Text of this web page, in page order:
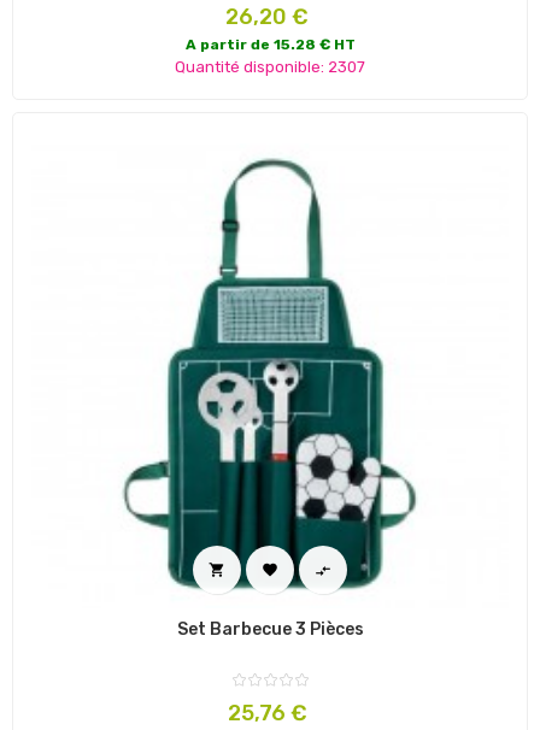
Prix
26,20 €
A partir de 15.28 € HT
Quantité disponible: 2307
  
Set Barbecue 3 Pièces
Prix
25,76 €